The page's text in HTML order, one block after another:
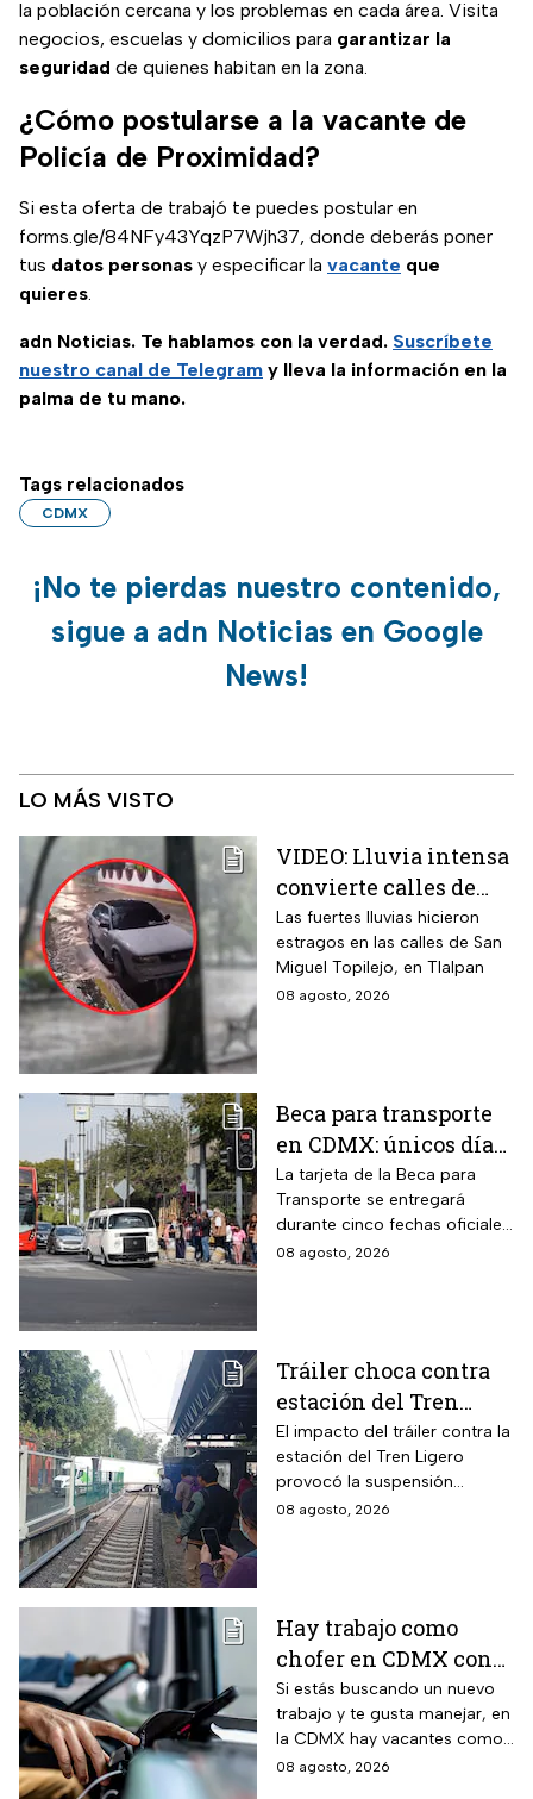
la población cercana y los problemas en cada área. Visita
negocios, escuelas y domicilios para garantizar la
seguridad de quienes habitan en la zona.
¿Cómo postularse a la vacante de
Policía de Proximidad?
Si esta oferta de trabajó te puedes postular en
forms.gle/84NFy43YqzP7Wjh37, donde deberás poner
tus datos personas y especificar la vacante que
quieres.
adn Noticias. Te hablamos con la verdad. Suscríbete
nuestro canal de Telegram y lleva la información en la
palma de tu mano.
Tags relacionados
CDMX
¡No te pierdas nuestro contenido,
sigue a adn Noticias en Google
News!
LO MÁS VISTO
VIDEO: Lluvia intensa
convierte calles de
Tlalpan en ríos
Las fuertes lluvias hicieron
estragos en las calles de San
Miguel Topilejo, en Tlalpan
08 agosto, 2026
Beca para transporte
en CDMX: únicos días
para recoger la tarjeta
si te atrasaste
La tarjeta de la Beca para
Transporte se entregará
durante cinco fechas oficiales
en la CDMX; estos son los
08 agosto, 2026
Tráiler choca contra
estación del Tren
Ligero en CDMX
El impacto del tráiler contra la
estación del Tren Ligero
provocó la suspensión
momentánea del servicio
08 agosto, 2026
Hay trabajo como
chofer en CDMX con
sueldo de 13 mil 500
pesos; requisitos para
aplicar
Si estás buscando un nuevo
trabajo y te gusta manejar, en
la CDMX hay vacantes como
chofer y aquí te decimos
08 agosto, 2026